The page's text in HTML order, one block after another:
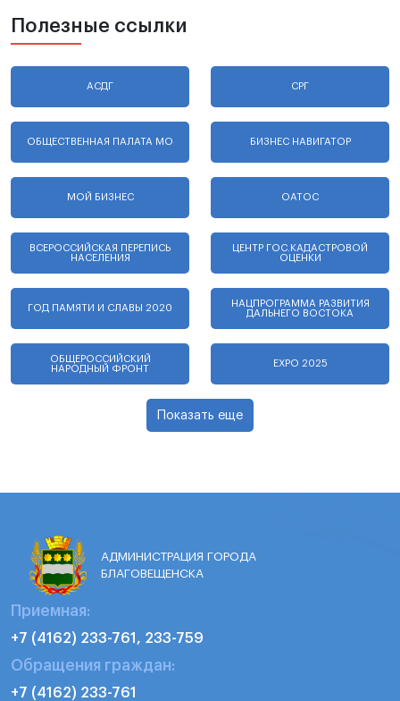
Полезные ссылки
АСДГ СРГ
ОБЩЕСТВЕННАЯ ПАЛАТА МО БИЗНЕС НАВИГАТОР
МОЙ БИЗНЕС ОАТОС
ВСЕРОССИЙСКАЯ ПЕРЕПИСЬ
НАСЕЛЕНИЯ
ЦЕНТР ГОС.КАДАСТРОВОЙ
ОЦЕНКИ
ГОД ПАМЯТИ И СЛАВЫ 2020
НАЦПРОГРАММА РАЗВИТИЯ
ДАЛЬНЕГО ВОСТОКА
ОБЩЕРОССИЙСКИЙ
НАРОДНЫЙ ФРОНТ
EXPO 2025
Показать еще
АДМИНИСТРАЦИЯ ГОРОДА
БЛАГОВЕЩЕНСКА
Приемная:
+7 (4162) 233-761, 233-759
Обращения граждан:
+7 (4162) 233-761